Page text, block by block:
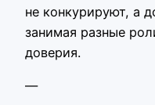
не конкурируют, а
занимая разные
доверия.
—